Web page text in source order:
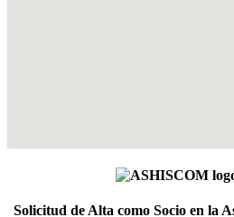
Solicitud de Alta como Socio en la